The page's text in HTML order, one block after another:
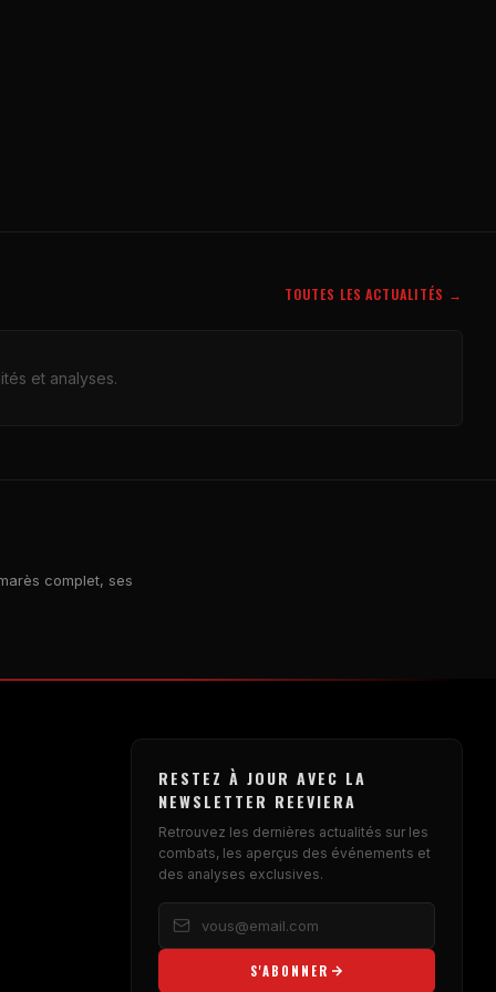
TOUTES LES ACTUALITÉS →
et analyses.
complet, ses
RESTEZ À JOUR AVEC LA
NEWSLETTER REEVIERA
Retrouvez les dernières actualités sur les
combats, les aperçus des événements et
des analyses exclusives.
S'ABONNER